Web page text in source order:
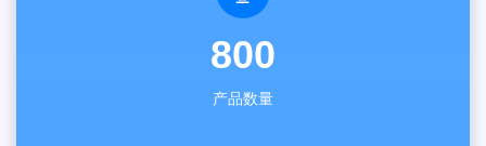
800
产品数量